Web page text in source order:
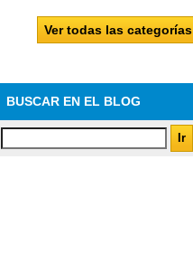
Ver todas las categorías
BUSCAR EN EL BLOG